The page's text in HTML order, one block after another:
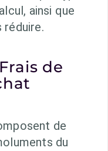
ainsi que
réduire.
de
de
du